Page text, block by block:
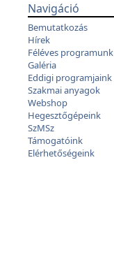
Navigáció
Bemutatkozás
Hírek
Féléves programunk
Galéria
Eddigi programjaink
Szakmai anyagok
Webshop
Hegesztőgépeink
SzMSz
Támogatóink
Elérhetőségeink